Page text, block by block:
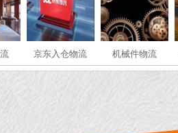
京东入仓物流 机械件物流